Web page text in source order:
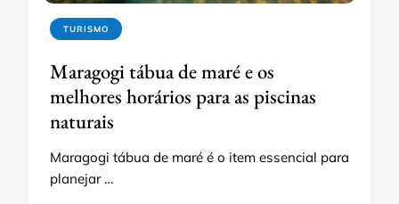
TURISMO
Maragogi tábua de maré e os
melhores horários para as piscinas
naturais
Maragogi tábua de maré é o item essencial para
planejar …